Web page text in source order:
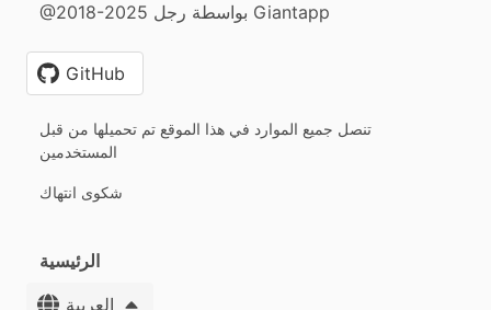
@2018-2025 بواسطة رجل Giantapp
GitHub
تنصل جميع الموارد في هذا الموقع تم تحميلها من قبل
المستخدمين
شكوى انتهاك
الرئيسية
العربية